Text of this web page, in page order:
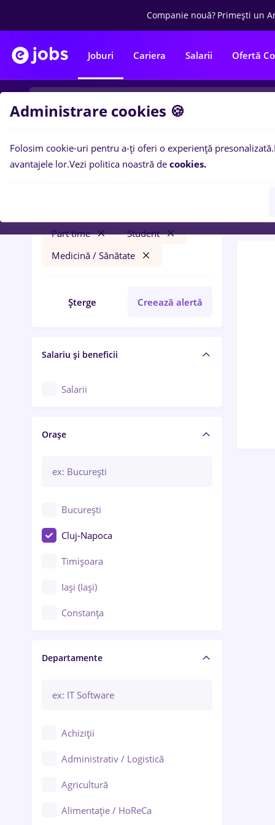
Companie nouă? Primești un
Joburi Cariera Salarii Ofertă
Filtre
Part time
Student
Medicină / Sănătate
Șterge Creează alertă
Salariu și beneficii
Salarii
Orașe
București
Cluj-Napoca
Timișoara
Iași (Iași)
Constanța
Brașov
Bacău
Galați (Galați)
Ploiești
Departamente
Achiziții
Administrativ / Logistică
Agricultură
Alimentație / HoReCa
0
Administrare cookies 🍪
Folosim cookie-uri pentru a-ți oferi o experiență presonalizată.
avantajele lor.Vezi politica noastră de cookies.